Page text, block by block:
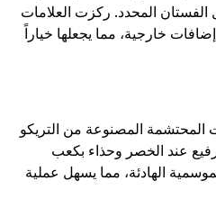
المحدد. ركزت العلامات
خارجية، مما يجعلها خياراً
المحتشمة المصنوعة من التريكو
عند الخصر وحذاء بكعب
الهادئة، مما يسهل عملية